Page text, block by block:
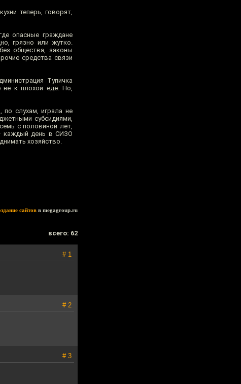
теперь, говорят,
опасные граждане
грязно или жутко.
общества, законы
средства связи
Тупичка
не к плохой еде. Но,
по слухам, играла не
субсидиями,
с половиной лет,
каждый день в СИЗО
хозяйство.
сайтов в megagroup.ru
всего: 62
# 1
# 2
# 3